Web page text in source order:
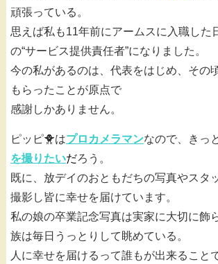
頑張っている。
思えば私も11年前にアームスに入職した
の“サービス提供責任者”になりました。
今の私があるのは、代表をはじめ、その
もらったことが原点で
感謝しかありません。
ピッピ🐥はプロカメラマンなので、きっ
を撮りたいだろう。
既に、放デイのおともだちの写真やスタ
撮影し皆に幸せを届けています。
私の娘の卒業記念写真は実家に大切に飾
族は毎日うっとりして眺めている。
人に幸せを届けるって誰もが出来ること